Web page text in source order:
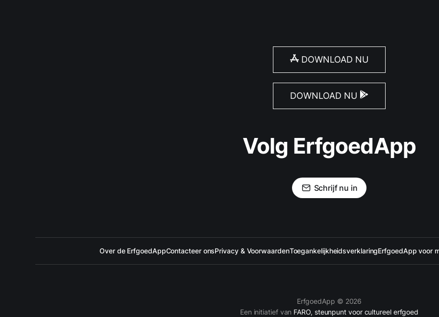
DOWNLOAD NU
DOWNLOAD NU
Volg ErfgoedApp
Schrijf nu in
Over de ErfgoedAppContacteer onsPrivacy & VoorwaardenToegankelijkheidsverklaringErfgoedApp voor
ErfgoedApp © 2026
Een initiatief van FARO, steunpunt voor cultureel erfgoed